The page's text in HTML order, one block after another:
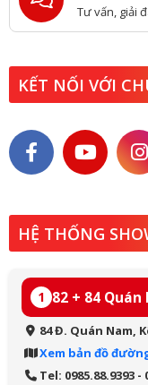
Tư vấn, giải
KẾT NỐI VỚI
HỆ THỐNG
1 82 + 84 Quán
84 Đ. Quán Nam,
Xem bản đồ
Tel: 0985.88.9393 -